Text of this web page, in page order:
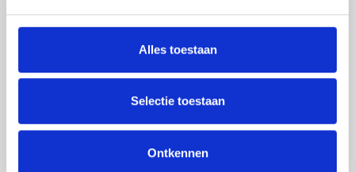
Alles toestaan
Selectie toestaan
Ontkennen